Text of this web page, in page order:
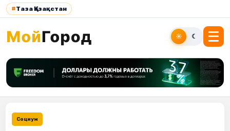
#Таза Қазақстан
☀ ☾
Социум